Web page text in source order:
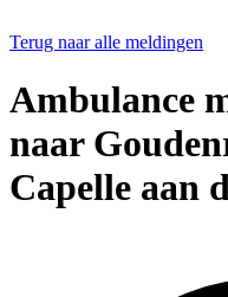
Terug naar alle meldingen
Ambulance
naar
Capelle aan